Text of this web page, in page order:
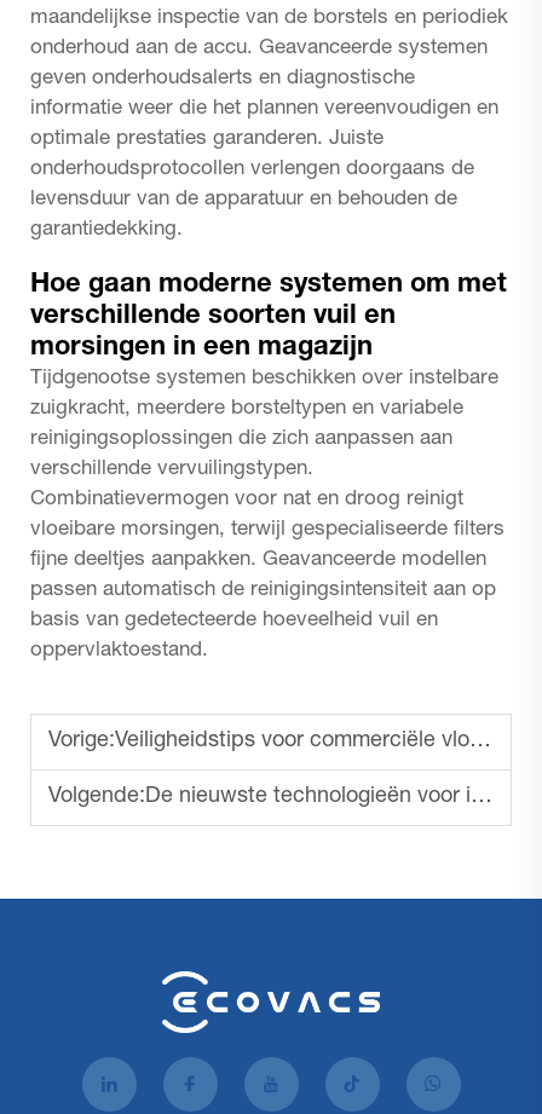
maandelijkse inspectie van de borstels en periodiek
onderhoud aan de accu. Geavanceerde systemen
geven onderhoudsalerts en diagnostische
informatie weer die het plannen vereenvoudigen en
optimale prestaties garanderen. Juiste
onderhoudsprotocollen verlengen doorgaans de
levensduur van de apparatuur en behouden de
garantiedekking.
Hoe gaan moderne systemen om met
verschillende soorten vuil en
morsingen in een magazijn
Tijdgenootse systemen beschikken over instelbare
zuigkracht, meerdere borsteltypen en variabele
reinigingsoplossingen die zich aanpassen aan
verschillende vervuilingstypen.
Combinatievermogen voor nat en droog reinigt
vloeibare morsingen, terwijl gespecialiseerde filters
fijne deeltjes aanpakken. Geavanceerde modellen
passen automatisch de reinigingsintensiteit aan op
basis van gedetecteerde hoeveelheid vuil en
oppervlaktoestand.
Vorige:Veiligheidstips voor commerciële vloerreinigers
Volgende: De nieuwste technologieën voor industriële vloerschrobbemachines